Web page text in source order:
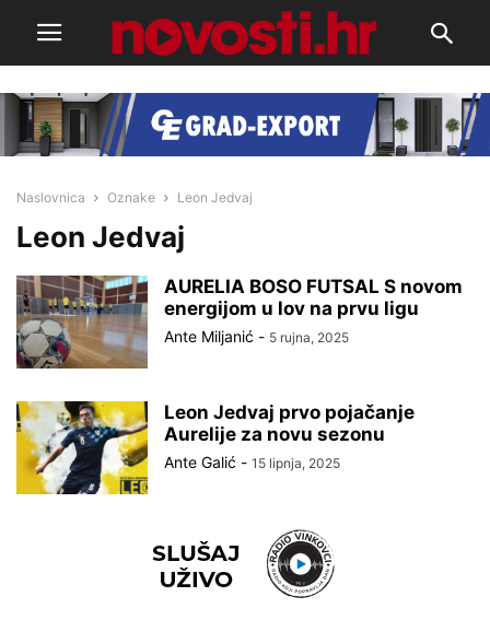
Naslovnica Oznake Leon Jedvaj
Leon Jedvaj
AURELIA BOSO FUTSAL S novom
energijom u lov na prvu ligu
Ante Miljanić - 5 rujna, 2025
Leon Jedvaj prvo pojačanje
Aurelije za novu sezonu
Ante Galić - 15 lipnja, 2025